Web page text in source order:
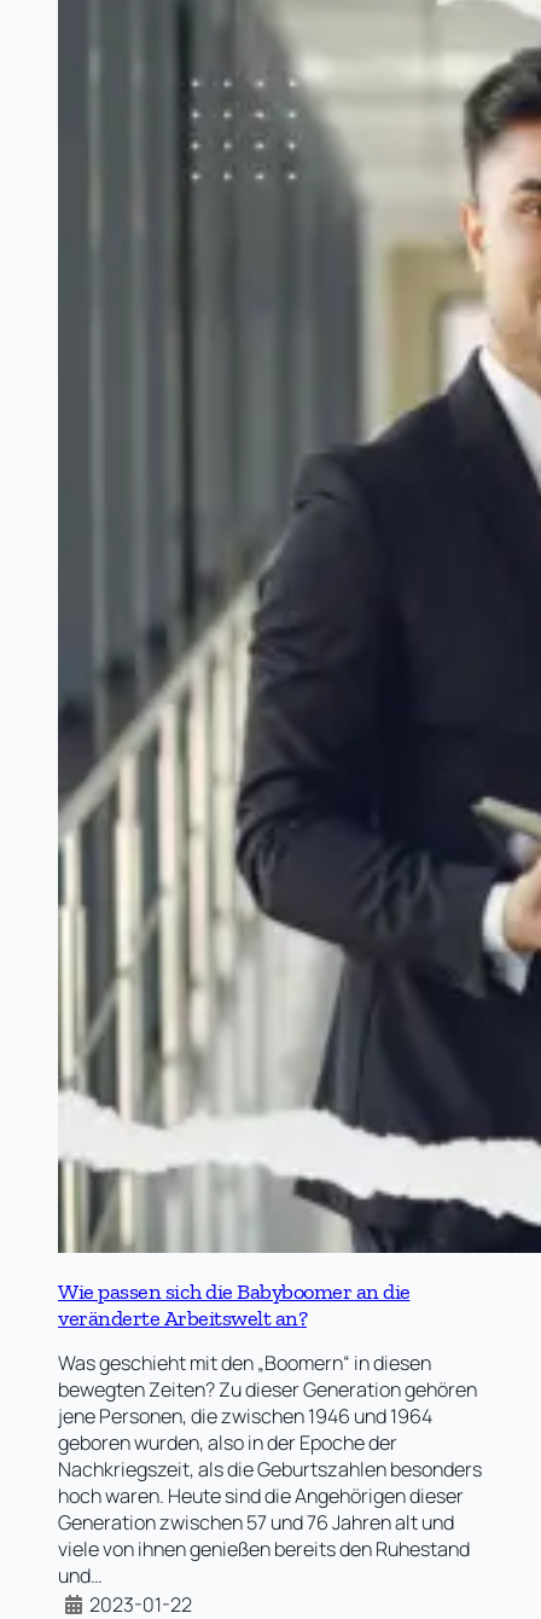
Wie passen sich die Babyboomer an die
veränderte Arbeitswelt an?
Was geschieht mit den „Boomern“ in diesen
bewegten Zeiten? Zu dieser Generation gehören
jene Personen, die zwischen 1946 und 1964
geboren wurden, also in der Epoche der
Nachkriegszeit, als die Geburtszahlen besonders
hoch waren. Heute sind die Angehörigen dieser
Generation zwischen 57 und 76 Jahren alt und
viele von ihnen genießen bereits den Ruhestand
und…
2023-01-22